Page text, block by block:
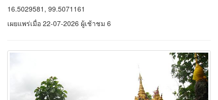
16.5029581, 99.5071161
เผยแพร่เมื่อ 22-07-2026 ผู้เช้าชม 6